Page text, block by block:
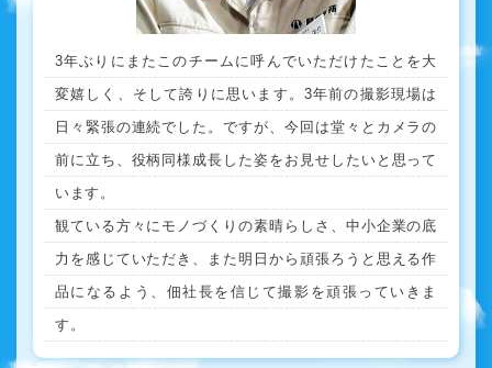
3年ぶりにまたこのチームに呼んでいただけたことを大
変嬉しく、そして誇りに思います。3年前の撮影現場は
日々緊張の連続でした。ですが、今回は堂々とカメラの
前に立ち、役柄同様成長した姿をお見せしたいと思って
います。
観ている方々にモノづくりの素晴らしさ、中小企業の底
力を感じていただき、また明日から頑張ろうと思える作
品になるよう、佃社長を信じて撮影を頑張っていきま
す。